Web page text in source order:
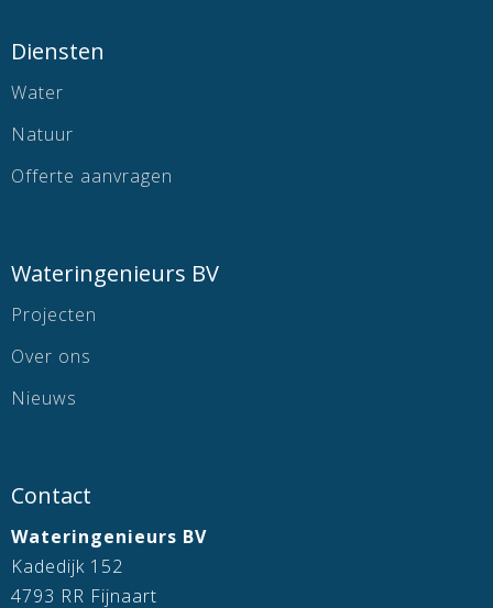
Diensten
Water
Natuur
Offerte aanvragen
Wateringenieurs BV
Projecten
Over ons
Nieuws
Contact
Wateringenieurs BV
Kadedijk 152
4793 RR Fijnaart